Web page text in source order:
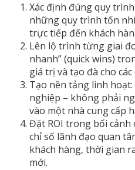
Xác định đúng quy
những quy trình tốn
trực tiếp đến khách
Lên lộ trình từng giai
nhanh” (quick wins)
giá trị và tạo đà cho
Tạo nền tảng linh
nghiệp – không phải
vào một nhà cung cấp
Đặt ROI trong bối cảnh
chỉ số lãnh đạo quan
khách hàng, thời gian
mới.